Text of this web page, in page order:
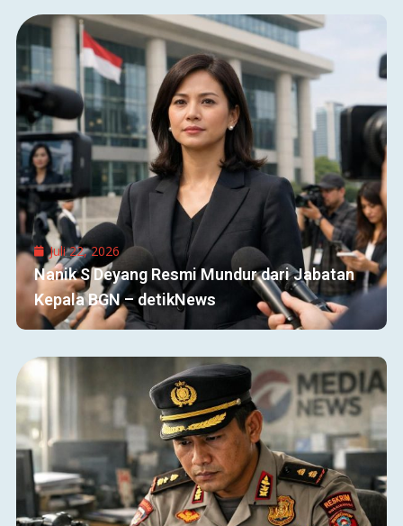
Juli 22, 2026
Nanik S Deyang Resmi Mundur dari Jabatan
Kepala BGN – detikNews